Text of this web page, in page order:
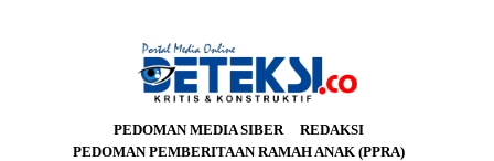
PEDOMAN MEDIA SIBER
REDAKSI
PEDOMAN PEMBERITAAN RAMAH ANAK (PPRA)